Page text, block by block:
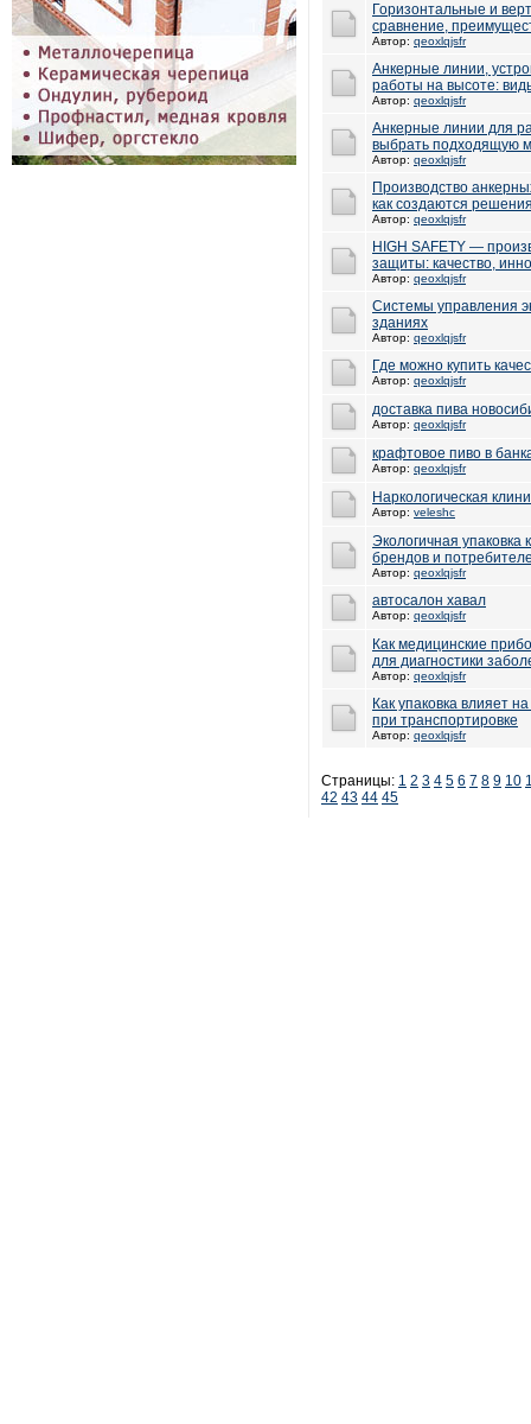
Горизонтальные и
сравнение,
Автор: qeoxlqjsfr
Анкерные линии,
работы на высоте:
Автор: qeoxlqjsfr
Анкерные линии для
выбрать подходящую
Автор: qeoxlqjsfr
Производство
как создаются
Автор: qeoxlqjsfr
HIGH SAFETY —
защиты: качество,
Автор: qeoxlqjsfr
Системы управления
зданиях
Автор: qeoxlqjsfr
Где можно купить
Автор: qeoxlqjsfr
доставка пива
Автор: qeoxlqjsfr
крафтовое пиво в
Автор: qeoxlqjsfr
Наркологическая
Автор: veleshc
Экологичная
брендов и
Автор: qeoxlqjsfr
автосалон хавал
Автор: qeoxlqjsfr
Как медицинские
для диагностики
Автор: qeoxlqjsfr
Как упаковка влияет
при транспортировке
Автор: qeoxlqjsfr
Страницы: 1 2 3 4 5 6 7 8 9 10
42 43 44 45